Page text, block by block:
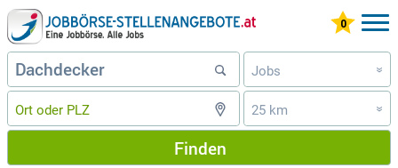
Jobs »
25 km »
Finden